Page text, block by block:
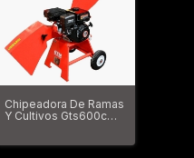
Chipeadora De Ramas
Y Cultivos Gts600c